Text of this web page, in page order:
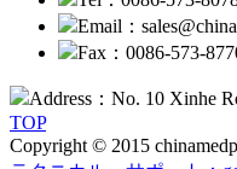
Email：
Fax：0086-573-
Address：No. 10 Xinhe
TOP
Copyright © 2015